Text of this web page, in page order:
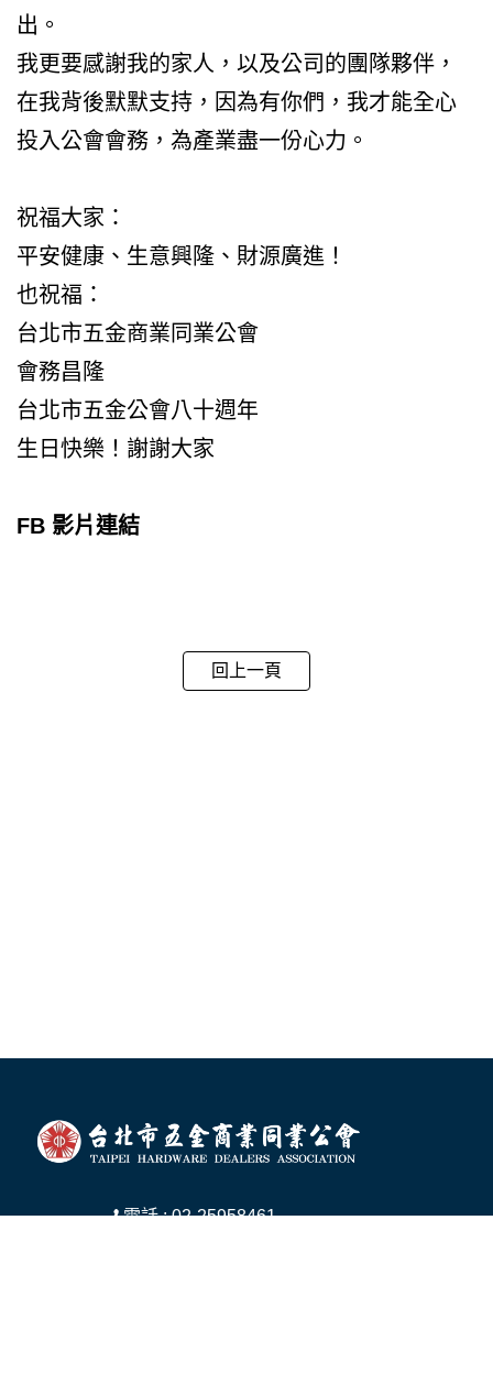
出。
我更要感謝我的家人，以及公司的團隊夥伴，
在我背後默默支持，因為有你們，我才能全心
投入公會會務，為產業盡一份心力。
祝福大家：
平安健康、生意興隆、財源廣進！
也祝福：
台北市五金商業同業公會
會務昌隆
台北市五金公會八十週年
生日快樂！謝謝大家
FB 影片連結
回上一頁
電話 : 02-25958461